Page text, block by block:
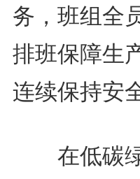
务，班组全
排班保障生
连续保持安
在低碳绿